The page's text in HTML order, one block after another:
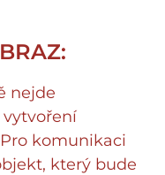
nejde
vytvoření
komunikaci
který bude